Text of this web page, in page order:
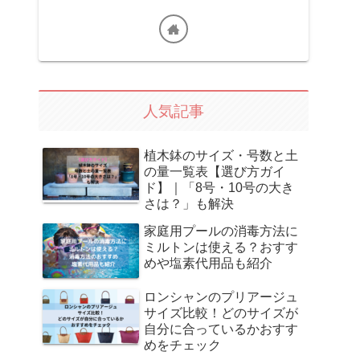
人気記事
植木鉢のサイズ・号数と土
の量一覧表【選び方ガイ
ド】｜「8号・10号の大き
さは？」も解決
家庭用プールの消毒方法に
ミルトンは使える？おすす
めや塩素代用品も紹介
ロンシャンのプリアージュ
サイズ比較！どのサイズが
自分に合っているかおすす
めをチェック